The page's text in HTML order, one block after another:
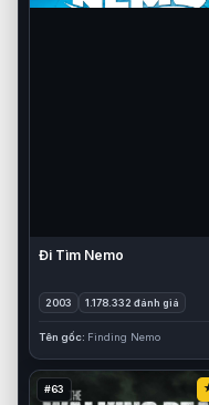
Đi Tìm Nemo
2003 1.178.332 đánh giá
Tên gốc Finding Nemo
#63